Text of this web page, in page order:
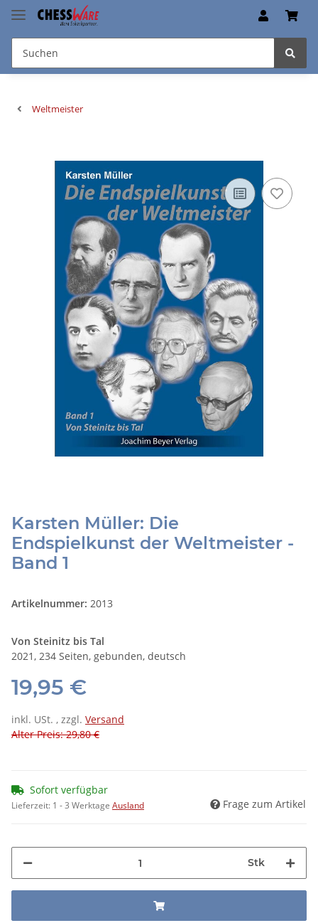
Weltmeister
Karsten Müller: Die
Endspielkunst der Weltmeister -
Band 1
Artikelnummer: 2013
Von Steinitz bis Tal
2021, 234 Seiten, gebunden, deutsch
19,95 €
inkl. USt. , zzgl. Versand
Alter Preis: 29,80 €
Sofort verfügbar
Lieferzeit: 1 - 3 Werktage Ausland Frage zum Artikel
Stk